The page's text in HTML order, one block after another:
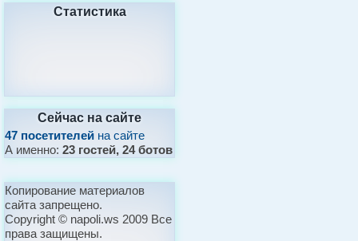
Статистика
Сейчас на сайте
47 посетителей на сайте
А именно:23 гостей, 24 ботов
Копирование материалов
сайта запрещено.
Copyright © napoli.ws 2009 Все
права защищены.